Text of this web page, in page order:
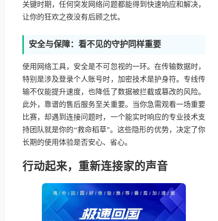
关键时期，任何突发网络问题都能得到快速响应和解决，
让你的狂欢之夜没有后顾之忧。
安全与保障：看不见的守护同样重要
使用网络工具，安全是不可忽视的一环。在传输数据时，
特别是涉及登录个人账号时，加密技术是护身符。专线传
输不仅能提升速度，也降低了数据被拦截或篡改的风险。
此外，靠谱的售后服务至关重要。当你急需观看一场重要
比赛，却遇到连接问题时，一个能实时响应的专业技术支
持团队就是你的“救命稻草”。这些隐形的优势，决定了你
长期的使用体验是否安心、省心。
行动起来，重新连接家的声音